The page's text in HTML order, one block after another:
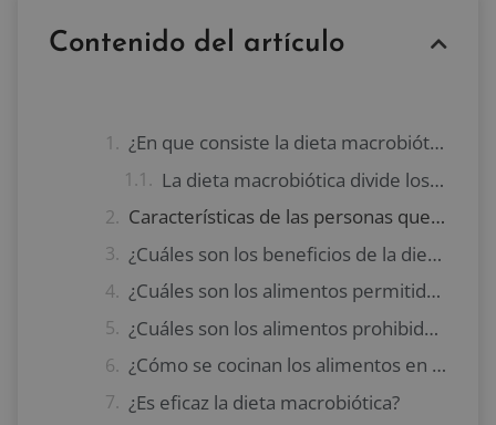
Contenido del artículo
¿En que consiste la dieta macrobiótica?
La dieta macrobiótica divide los alimentos en:
Características de las personas que siguen la dieta macrobiótica
¿Cuáles son los beneficios de la dieta macrobiótica?
¿Cuáles son los alimentos permitidos en la dieta macrobiótica?
¿Cuáles son los alimentos prohibidos en la dieta macrobiótica?
¿Cómo se cocinan los alimentos en la dieta macrobiótica?
¿Es eficaz la dieta macrobiótica?